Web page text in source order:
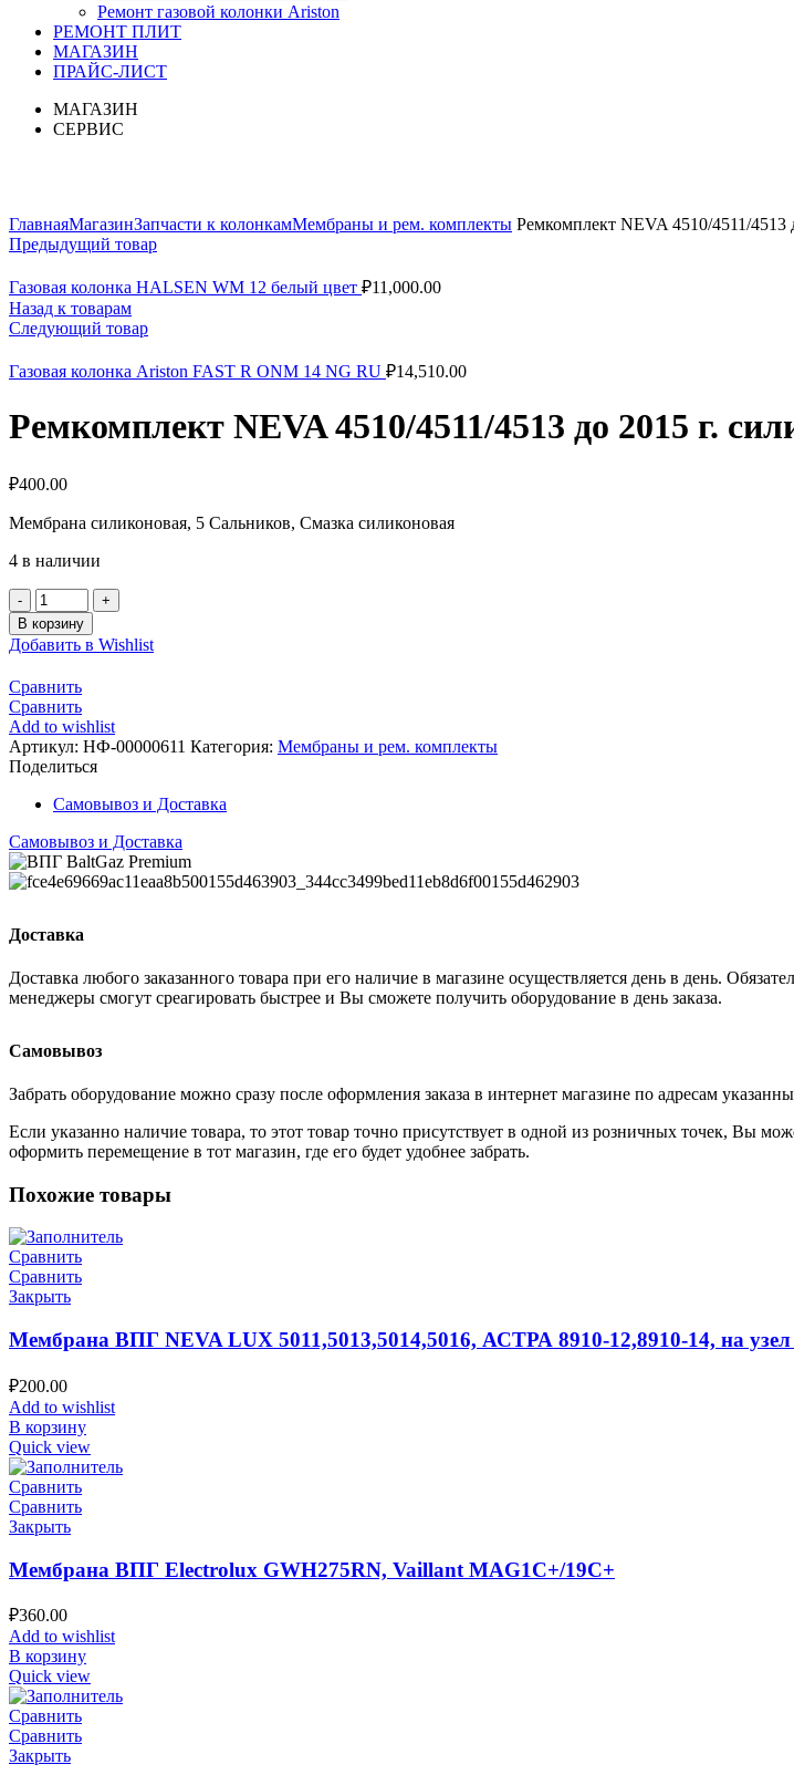
Ремонт газовой колонки Ariston
РЕМОНТ ПЛИТ
МАГАЗИН
ПРАЙС-ЛИСТ
МАГАЗИН
СЕРВИС
ГлавнаяМагазинЗапчасти к колонкамМембраны и рем. комплекты Ремкомплект NEVA 4510/4511/4513
Предыдущий товар
Газовая колонка HALSEN WM 12 белый цвет ₽11,000.00
Назад к товарам
Следующий товар
Газовая колонка Ariston FAST R ONM 14 NG RU ₽14,510.00
Ремкомплект NEVA 4510/4511/4513 до 2015 г.
₽400.00
Мембрана силиконовая, 5 Сальников, Смазка силиконовая
4 в наличии
Количество
Ремкомплект
NEVA
4510/4511/4513
2015
г.
силикон
В корзину
Добавить в Wishlist
Сравнить
Сравнить
Add to wishlist
Артикул: НФ-00000611 Категория: Мембраны и рем. комплекты
Поделиться
Самовывоз и Доставка
Самовывоз и Доставка
Доставка
Доставка любого заказанного товара при его наличие в магазине осуществляется день в день.
менеджеры смогут среагировать быстрее и Вы сможете получить оборудование в день заказа.
Самовывоз
Забрать оборудование можно сразу после оформления заказа в интернет магазине по адресам
Если указанно наличие товара, то этот товар точно присутствует в одной из розничных точек, Вы
оформить перемещение в тот магазин, где его будет удобнее забрать.
Похожие товары
Сравнить
Сравнить
Закрыть
Мембрана ВПГ NEVA LUX 5011,5013,5014,5016, АСТРА 8910-12,8910-14, на
₽200.00
Add to wishlist
В корзину
Quick view
Сравнить
Сравнить
Закрыть
Мембрана ВПГ Electrolux GWH275RN, Vaillant MAG1C+/19C+
₽360.00
Add to wishlist
В корзину
Quick view
Сравнить
Сравнить
Закрыть